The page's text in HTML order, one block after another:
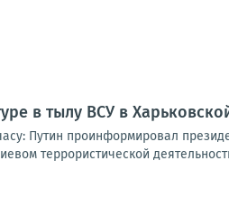
в тылу ВСУ в
Путин проинформировал
террористической